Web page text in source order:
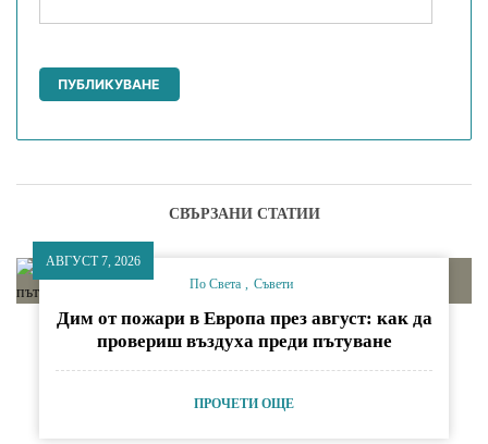
СВЪРЗАНИ СТАТИИ
АВГУСТ 7, 2026
По Света
Съвети
Дим от пожари в Европа през август: как да
провериш въздуха преди пътуване
ПРОЧЕТИ ОЩЕ